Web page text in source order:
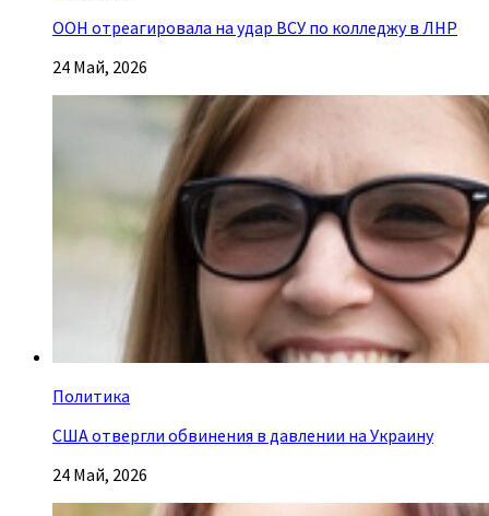
ООН отреагировала на удар ВСУ по колледжу в ЛНР
24 Май, 2026
Политика
США отвергли обвинения в давлении на Украину
24 Май, 2026